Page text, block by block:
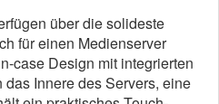
über die solideste
für einen Medienserver
case Design mit integrierten
Innere des Servers, eine